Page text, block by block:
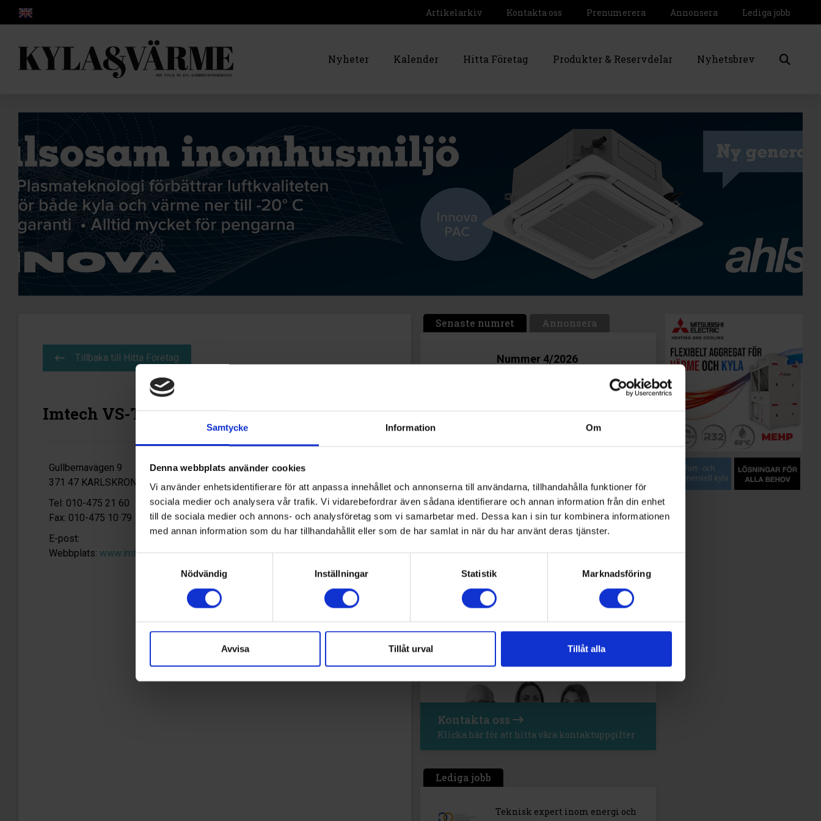
Samtycke Information Om
Denna webbplats använder cookies
Vi använder enhetsidentifierare för att anpassa innehållet och annonserna till användarna, tillhandahålla funktioner för
sociala medier och analysera vår trafik. Vi vidarebefordrar även sådana identifierare och annan information från din enhet
till de sociala medier och annons- och analysföretag som vi samarbetar med. Dessa kan i sin tur kombinera informationen
med annan information som du har tillhandahållit eller som de har samlat in när du har använt deras tjänster.
Samtyckesval
Nödvändig
Inställningar Statistik Marknadsföring
Avvisa Tillåt urval Tillåt alla
Artikelarkiv Kontakta oss Prenumerera Annonsera Lediga jobb
Nyheter Kalender Hitta Företag Produkter & Reservdelar Nyhetsbrev
Tillbaka till Hitta Företag
Imtech VS-Teknik AB
Gullbernavägen 9
371 47 KARLSKRONA
Tel: 010-475 21 60
Fax: 010-475 10 79
E-post:
Webbplats: www.imtech.se
Senaste numret Annonsera
Nummer 4/2026
Skol-SM avgjordes i Malmö
Norrköpingen som firar 30
år
Prenumerera på vår tidning
Klicka här för att läsa mer om tidningen och
Kontakta oss
Klicka här för att hitta våra kontaktuppgifter
Lediga jobb
Teknisk expert inom energi och